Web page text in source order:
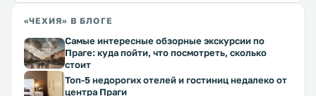
«ЧЕХИЯ» В БЛОГЕ
Самые интересные обзорные экскурсии по
Праге: куда пойти, что посмотреть, сколько
стоит
Топ-5 недорогих отелей и гостиниц недалеко от
центра Праги